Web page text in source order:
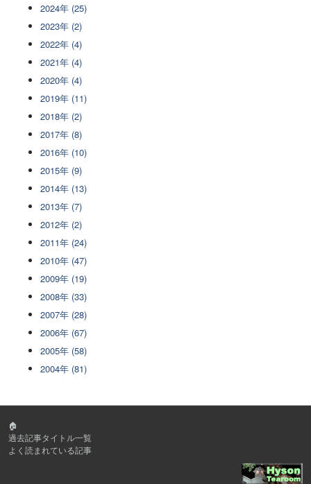
2024年 (25)
2023年 (2)
2022年 (4)
2021年 (4)
2020年 (4)
2019年 (11)
2018年 (2)
2017年 (8)
2016年 (10)
2015年 (9)
2014年 (13)
2013年 (7)
2012年 (2)
2011年 (24)
2010年 (47)
2009年 (19)
2008年 (33)
2007年 (28)
2006年 (67)
2005年 (58)
2004年 (81)
🏠
過去記事タイトル一覧
よく読まれている記事